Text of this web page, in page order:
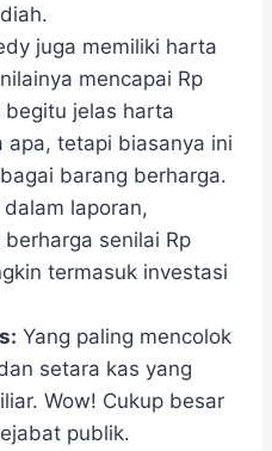
juga memiliki harta
mencapai Rp
jelas harta
apa, tetapi biasanya ini
barang berharga.
dalam laporan,
senilai Rp
termasuk investasi
Yang paling mencolok
setara kas yang
Wow! Cukup besar
publik.